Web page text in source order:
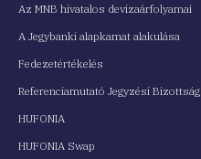
Az MNB hivatalos devizaárfolyamai
A Jegybanki alapkamat alakulása
Fedezetértékelés
Referenciamutató Jegyzési Bizottság
HUFONIA
HUFONIA Swap